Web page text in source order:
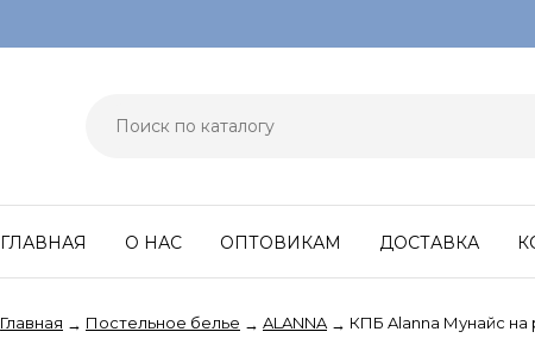
ГЛАВНАЯ О НАС ОПТОВИКАМ ДОСТАВКА
Главная → Постельное белье → ALANNA → КПБ Alanna Мунайс на